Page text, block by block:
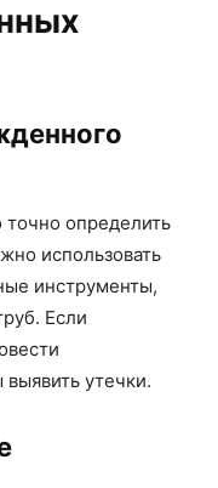
определить
использовать
инструменты,
Если
утечки.